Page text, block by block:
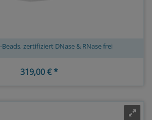
Beads, zertifiziert DNase & RNase frei
319,00 € *